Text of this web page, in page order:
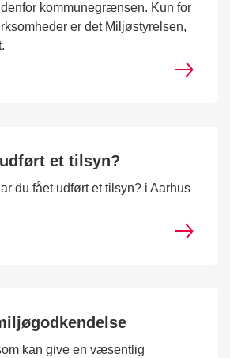
kommunegrænsen. Kun for
er det Miljøstyrelsen,
et tilsyn?
du fået udført et tilsyn? i Aarhus
kan give en væsentlig